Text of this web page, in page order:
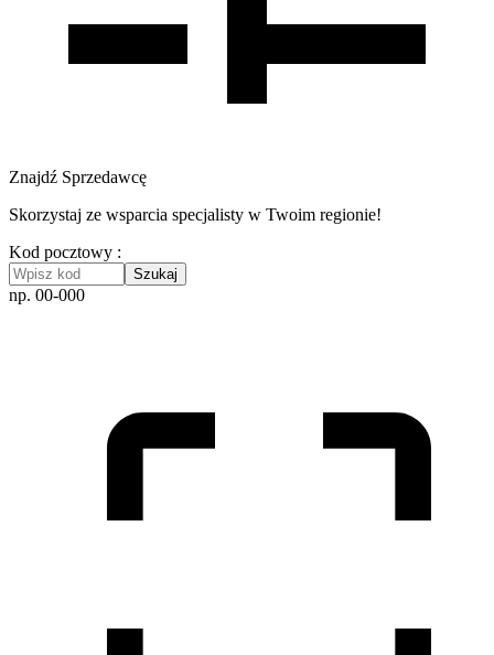
Znajdź Sprzedawcę
Skorzystaj ze wsparcia specjalisty w Twoim regionie!
Kod pocztowy :
Szukaj
np. 00-000